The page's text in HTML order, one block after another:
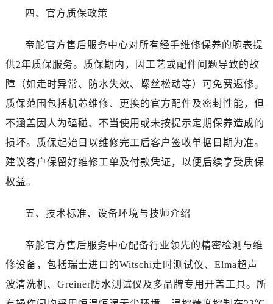
四、官方质保政策
帝舵官方售后服务中心对所有经手维修保养的腕表提
供2年质保服务。质保期内，因工艺或配件问题导致的故
障（如走时异常、防水失效、螺丝松动等）可免费返修。
质保范围包括机芯维修、更换的官方配件及密封性能，但
不涵盖因人为磕碰、不当使用或未按提示定期保养造成的
损坏。质保起始日以维修完工后客户签收单据日期为准。
建议客户保留好维修工单及付款凭证，以便后续享受质保
权益。
五、技术标准、设备环境与技师介绍
帝舵官方售后服务中心配备行业领先的精密检测与维
修设备，包括瑞士进口的Witschi走时测试仪、Elma超声
波清洗机、Greiner防水测试仪及多品牌专用开盖工具。所